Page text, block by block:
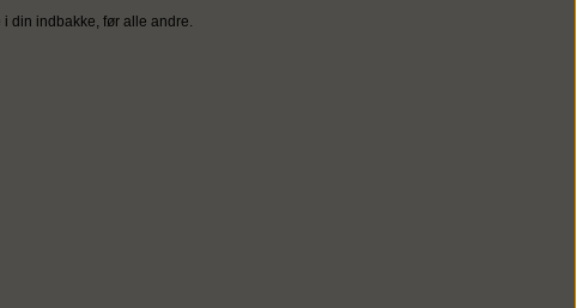
din indbakke, før alle andre.